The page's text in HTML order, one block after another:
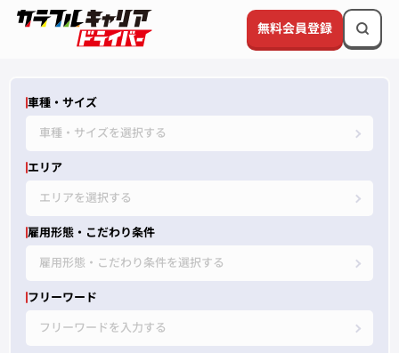
無料会員登録
車種・サイズ
車種・サイズを選択する
エリア
エリアを選択する
雇用形態・こだわり条件
雇用形態・こだわり条件を選択する
フリーワード
フリーワードを入力する